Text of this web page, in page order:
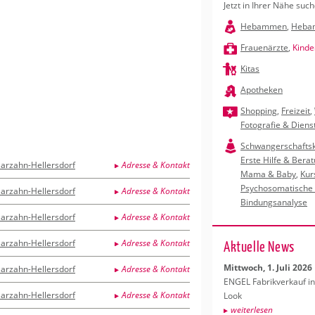
Alle Be­hör­den­gän­ge auf einen Blick.
Das An­ge­bot für Un­ter­stüt­zung ist
Rück­bil­dung in der Heb­am­men­pra­xis
Dort­mund. Fin­den Sie ihre Mitte!
Wir
daszum
Hellersdorf Adresse & Kontakt
Hellersdorf Adresse & Kontakt
Hellersdorf Adresse & Kontakt
Hellersdorf Adresse & Kontakt
Hellersdorf Adresse & Kontakt
Hellersdorf Adresse & Kontakt
Jetzt in Ihrer Nähe
Hebammen,
Frauenärzte,
Kitas
Apotheken
Shopping, Freizeit,
Fotografie &
Erste Hilfe &
Mama & Baby,
Bindungsanalyse
Ak­tu­el­le News
Mitt­woch, 1. Juli 2026
ENGEL Fa­brik­ver­kauf
Look
wei­ter­le­sen